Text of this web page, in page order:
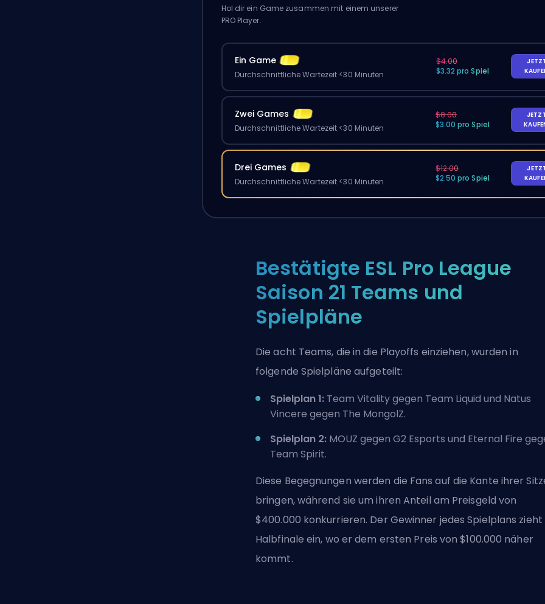
Hol dir ein Game zusammen mit einem unserer
PRO Player.
Ein Game
Durchschnittliche Wartezeit <30 Minuten
$4.00
$3.32 pro Spiel
Zwei Games
Durchschnittliche Wartezeit <30 Minuten
$8.00
$3.00 pro Spiel
Drei Games
Durchschnittliche Wartezeit <30 Minuten
$12.00
$2.50 pro Spiel
Bestätigte ESL Pro League
Saison 21 Teams und
Spielpläne
Die acht Teams, die in die Playoffs einziehen, wurden in
folgende Spielpläne aufgeteilt:
Spielplan 1: Team Vitality gegen Team Liquid und Natus
Vincere gegen The MongolZ.
Spielplan 2: MOUZ gegen G2 Esports und Eternal Fire
Team Spirit.
Diese Begegnungen werden die Fans auf die Kante ihrer
bringen, während sie um ihren Anteil am Preisgeld von
$400.000 konkurrieren. Der Gewinner jedes Spielplans zieht
Halbfinale ein, wo er dem ersten Preis von $100.000 näher
kommt.